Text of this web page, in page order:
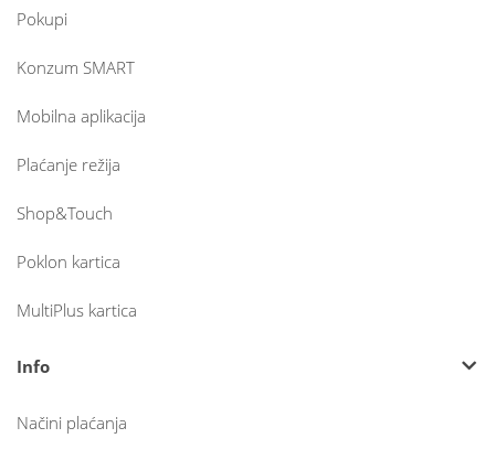
Pokupi
Konzum SMART
Mobilna aplikacija
Plaćanje režija
Shop&Touch
Poklon kartica
MultiPlus kartica
Info
Načini plaćanja